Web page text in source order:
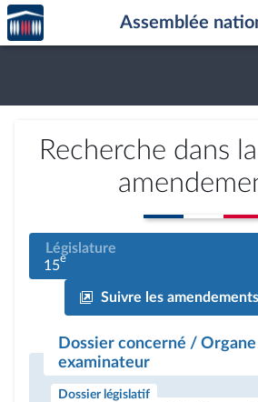
Aller au contenu
Aller en bas de la page
Accèder
à la
page
Assemblée
Recherche dans
Législature
15e
Suivre les
Dossier concerné / Organe
examinateur
Dossier législatif